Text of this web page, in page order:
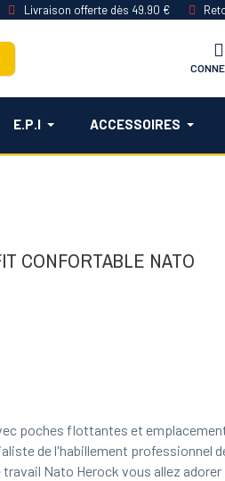
Livraison offerte dès 49.90 €
E.P.I ACCESSOIRES
CONFORTABLE NATO
poches flottantes et
de l'habillement professionnel
Nato Herock vous allez adorer